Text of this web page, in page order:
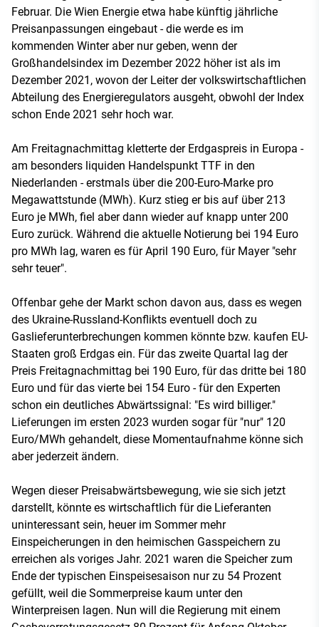
Februar. Die Wien Energie etwa habe künftig jährliche
Preisanpassungen eingebaut - die werde es im
kommenden Winter aber nur geben, wenn der
Großhandelsindex im Dezember 2022 höher ist als im
Dezember 2021, wovon der Leiter der volkswirtschaftlichen
Abteilung des Energieregulators ausgeht, obwohl der Index
schon Ende 2021 sehr hoch war.
Am Freitagnachmittag kletterte der Erdgaspreis in Europa -
am besonders liquiden Handelspunkt TTF in den
Niederlanden - erstmals über die 200-Euro-Marke pro
Megawattstunde (MWh). Kurz stieg er bis auf über 213
Euro je MWh, fiel aber dann wieder auf knapp unter 200
Euro zurück. Während die aktuelle Notierung bei 194 Euro
pro MWh lag, waren es für April 190 Euro, für Mayer "sehr
sehr teuer".
Offenbar gehe der Markt schon davon aus, dass es wegen
des Ukraine-Russland-Konflikts eventuell doch zu
Gaslieferunterbrechungen kommen könnte bzw. kaufen EU-
Staaten groß Erdgas ein. Für das zweite Quartal lag der
Preis Freitagnachmittag bei 190 Euro, für das dritte bei 180
Euro und für das vierte bei 154 Euro - für den Experten
schon ein deutliches Abwärtssignal: "Es wird billiger."
Lieferungen im ersten 2023 wurden sogar für "nur" 120
Euro/MWh gehandelt, diese Momentaufnahme könne sich
aber jederzeit ändern.
Wegen dieser Preisabwärtsbewegung, wie sie sich jetzt
darstellt, könnte es wirtschaftlich für die Lieferanten
uninteressant sein, heuer im Sommer mehr
Einspeicherungen in den heimischen Gasspeichern zu
erreichen als voriges Jahr. 2021 waren die Speicher zum
Ende der typischen Einspeisesaison nur zu 54 Prozent
gefüllt, weil die Sommerpreise kaum unter den
Winterpreisen lagen. Nun will die Regierung mit einem